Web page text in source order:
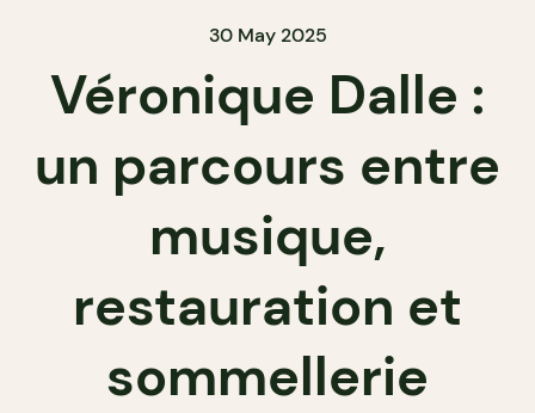
30 May 2025
Véronique Dalle :
un parcours entre
musique,
restauration et
sommellerie